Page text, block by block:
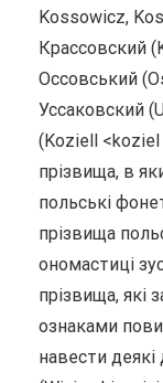
Kossowicz,
Крассовский
Оссовський
Уссаковский
(Koziell <koziel
прізвища, в
польські
прізвища
ономастиці
прізвища, які
ознаками
навести деякі